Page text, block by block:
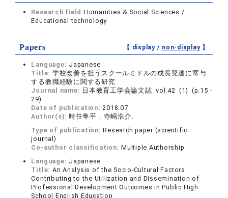
Research field:Humanities & Social Sciences /
Educational technology
Papers 【 display / non-display】
Language: Japanese
Title: 学校改善を担うスクールミドルの成長発達に寄与
する教職経験に関する研究
Journal name: 日本教育工学会論文誌 vol.42 (1) (p.15 -
29)
Date of publication:2018.07
Author(s): 時任隼平，寺嶋浩介.
Type of publication:Research paper (scientific
journal)
Co-author classification:Multiple Authorship
Language: Japanese
Title: An Analysis of the Socio-Cultural Factors
Contributing to the Utilization and Dissemination of
Professional Development Outcomes in Public High
School English Education